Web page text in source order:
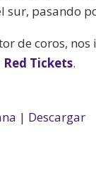
sur, pasando
de coros,
Tickets.
| Descargar